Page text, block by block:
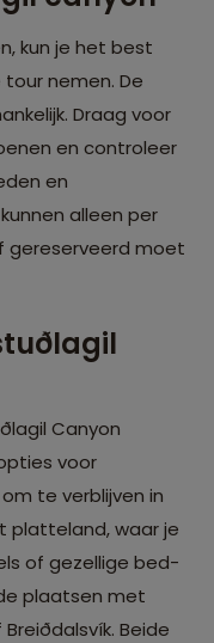
kun je het best
nemen. De
Draag voor
en controleer
en
alleen per
gereserveerd moet
Canyon
voor
te verblijven in
platteland, waar je
of gezellige bed-
plaatsen met
Beide